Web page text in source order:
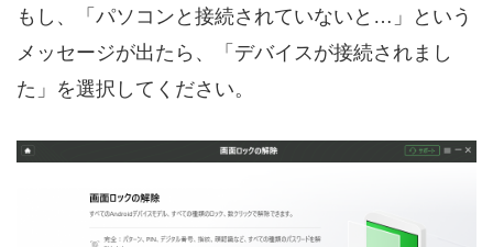
もし、「パソコンと接続されていないと…」という
メッセージが出たら、「デバイスが接続されまし
た」を選択してください。